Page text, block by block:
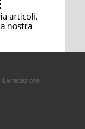
La redazione